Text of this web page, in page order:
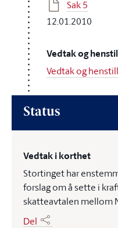
Sak 5
12.01.2010
Vedtak og
Vedtak og
Status
Vedtak i korthet
Stortinget har
forslag om å sette i
skatteavtalen mellom
Del